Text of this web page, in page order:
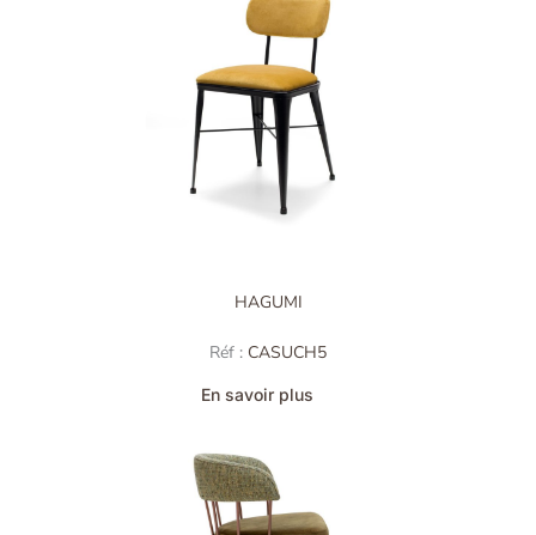
HAGUMI
Réf : CASUCH5
En savoir plus